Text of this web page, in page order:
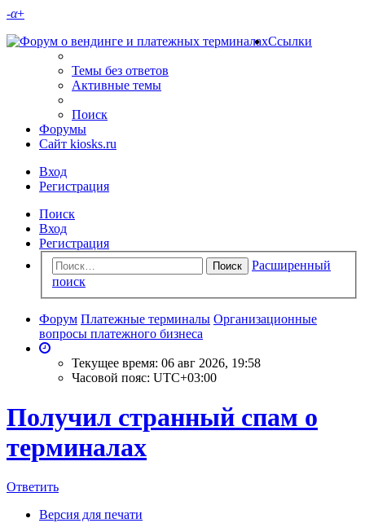
-α+
Ссылки
Темы без ответов
Активные темы
Поиск
Форумы
Сайт kiosks.ru
Вход
Регистрация
Поиск
Вход
Регистрация
Поиск
Расширенный
поиск
Форум Платежные терминалы Организационные
вопросы платежного бизнеса
Текущее время: 06 авг 2026, 19:58
Часовой пояс: UTC+03:00
Получил странный спам о
терминалах
Ответить
Версия для печати